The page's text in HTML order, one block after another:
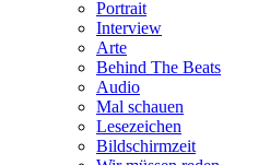
Portrait
Interview
Arte
Behind The Beats
Audio
Mal schauen
Lesezeichen
Bildschirmzeit